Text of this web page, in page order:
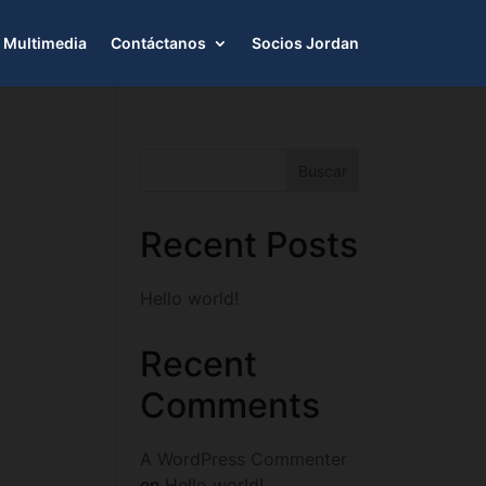
Multimedia Contáctanos Socios Jordan
Recent Posts
Recent
Comments